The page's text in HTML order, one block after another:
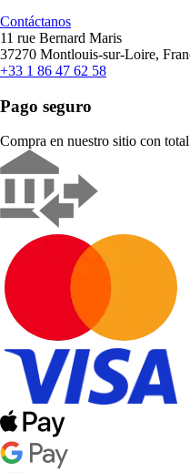
Contáctanos
11 rue Bernard Maris
37270 Montlouis-sur-Loire,
+33 1 86 47 62 58
Pago seguro
Compra en nuestro sitio con